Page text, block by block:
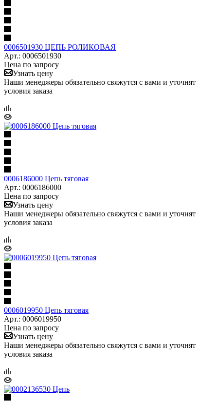
0006501930 ЦЕПЬ РОЛИКОВАЯ
Арт.: 0006501930
Цена по запросу
Узнать цену
Наши менеджеры обязательно свяжутся с вами и уточнят
условия заказа
0006186000 Цепь тяговая
Арт.: 0006186000
Цена по запросу
Узнать цену
Наши менеджеры обязательно свяжутся с вами и уточнят
условия заказа
0006019950 Цепь тяговая
Арт.: 0006019950
Цена по запросу
Узнать цену
Наши менеджеры обязательно свяжутся с вами и уточнят
условия заказа